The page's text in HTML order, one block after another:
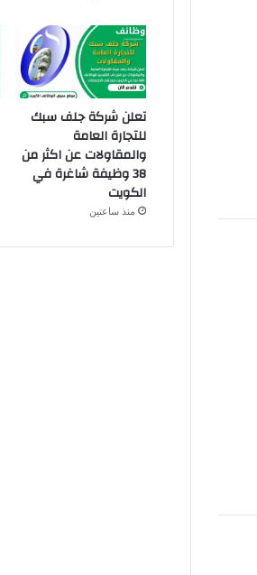
تعلن شركة جلف سبك
للتجارة العامة
والمقاولات عن اكثر من
38 وظيفة شاغرة في
الكويت
منذ ساعتين